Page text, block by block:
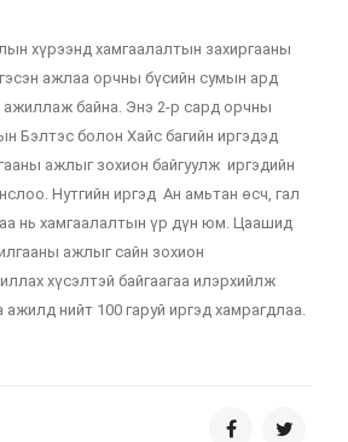
хүрээнд хамгаалалтын захиргааны
ажлаа орчны бүсийн сумын ард
ажиллаж байна. Энэ 2-р сард орчны
Бэлтэс болон Хайс багийн иргэдэд
ажлыг зохион байгуулж иргэдийн
Нутгийн иргэд Ан амьтан өсч, гал
нь хамгаалалтын үр дүн юм. Цаашид
ажлыг сайн зохион
хүсэлтэй байгаагаа илэрхийлж
ажилд нийт 100 гаруй иргэд хамрагдлаа.